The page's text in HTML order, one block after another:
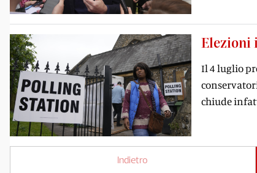
Elezioni
Il 4 luglio
chiude
Indietro